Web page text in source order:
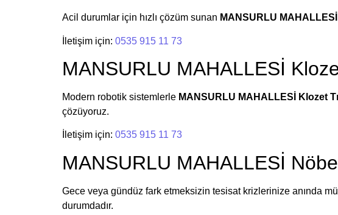
Acil durumlar için hızlı çözüm sunan MANSURLU MAHALLESİ
İletişim için: 0535 915 11 73
MANSURLU MAHALLESİ
Modern robotik sistemlerle MANSURLU MAHALLESİ Klozet
çözüyoruz.
İletişim için: 0535 915 11 73
MANSURLU MAHALLESİ
Gece veya gündüz fark etmeksizin tesisat krizlerinize anında
durumdadır.